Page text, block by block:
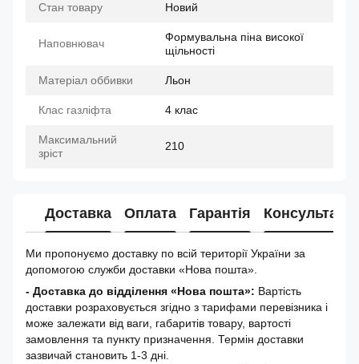
Стан товару Новий
Наповнювач
Формувальна піна високої
щільності
Матеріал оббивки Льон
Клас газліфта 4 клас
Максимальний
зріст
210
Доставка Оплата Гарантія Консультація
Ми пропонуємо доставку по всій території України за
допомогою служби доставки «Нова пошта».
- Доставка до відділення «Нова пошта»: Вартість
доставки розраховується згідно з тарифами перевізника і
може залежати від ваги, габаритів товару, вартості
замовлення та пункту призначення. Термін доставки
зазвичай становить 1-3 дні.